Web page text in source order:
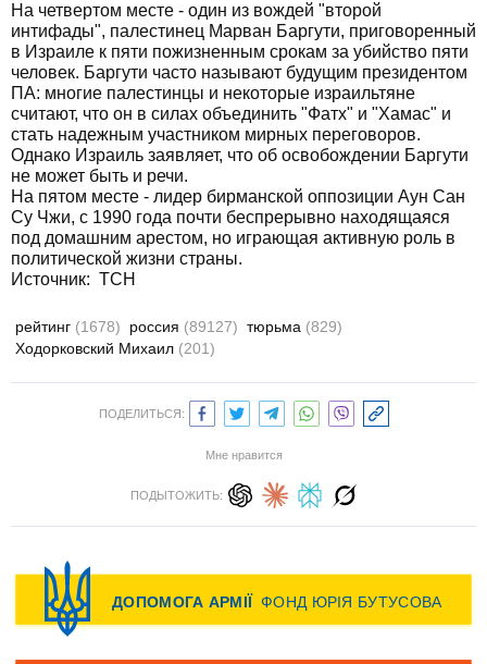
На четвертом месте - один из вождей "второй
интифады", палестинец Марван Баргути, приговоренный
в Израиле к пяти пожизненным срокам за убийство пяти
человек. Баргути часто называют будущим президентом
ПА: многие палестинцы и некоторые израильтяне
считают, что он в силах объединить "Фатх" и "Хамас" и
стать надежным участником мирных переговоров.
Однако Израиль заявляет, что об освобождении Баргути
не может быть и речи.
На пятом месте - лидер бирманской оппозиции Аун Сан
Су Чжи, с 1990 года почти беспрерывно находящаяся
под домашним арестом, но играющая активную роль в
политической жизни страны.
Источник: ТСН
рейтинг (1678) россия (89127) тюрьма (829)
Ходорковский Михаил (201)
ПОДЕЛИТЬСЯ:
Мне нравится
ПОДЫТОЖИТЬ: